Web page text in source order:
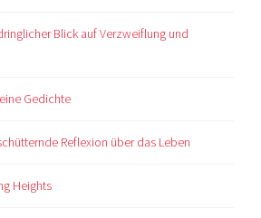
Blick auf Verzweiflung und
Gedichte
Reflexion über das Leben
Heights